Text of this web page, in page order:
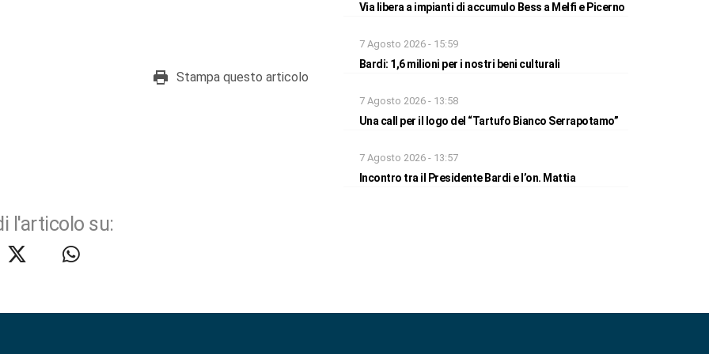
Stampa questo articolo
l'articolo su:
Via libera a impianti di accumulo Bess a Melfi e Picerno
7 Agosto 2026 - 15:59
Bardi: 1,6 milioni per i nostri beni culturali
7 Agosto 2026 - 13:58
Una call per il logo del “Tartufo Bianco Serrapotamo”
7 Agosto 2026 - 13:57
Incontro tra il Presidente Bardi e l’on. Mattia